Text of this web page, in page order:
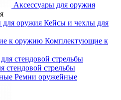
Аксессуары для оружия
Кейсы и чехлы для
Комплектующие к
стендовой стрельбы
Ремни оружейные